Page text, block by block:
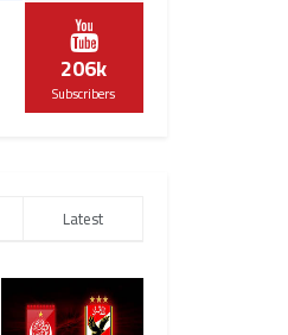
206k
Subscribers
Latest